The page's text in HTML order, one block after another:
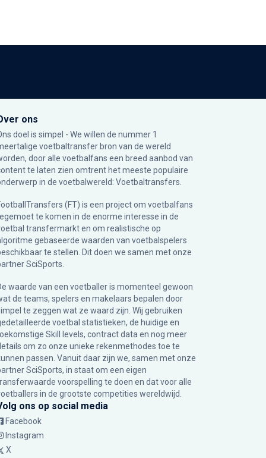
ons
doel is simpel - We willen de nummer 1
voetbaltransfer bron van de wereld
door alle voetbalfans een breed aanbod van
te laten zien omtrent het meeste populaire
in de voetbalwereld: Voetbaltransfers.
(FT) is een project om voetbalfans
te komen in de enorme interesse in de
transfermarkt en om realistische op
gebaseerde waarden van voetbalspelers
te stellen. Dit doen we samen met onze
SciSports
waarde van een voetballer is momenteel gewoon
de teams, spelers en makelaars bepalen door
te zeggen wat ze waard zijn. Wij gebruiken
voetbal statistieken, de huidige en
Skill levels, contract data en nog meer
om zo onze unieke rekenmethodes toe te
passen. Vanuit daar zijn we, samen met onze
SciSports, in staat om een eigen
voorspelling te doen en dat voor alle
in de grootste competities wereldwijd.
ons op social media
Facebook
Instagram
X